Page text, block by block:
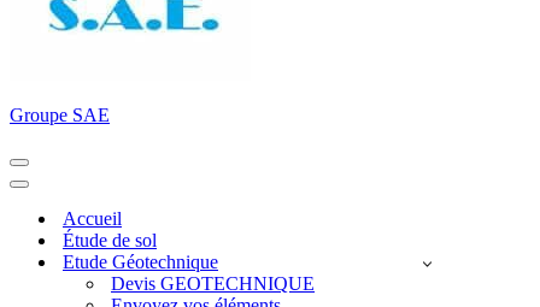
Groupe SAE
Menu
de
Menu
navigationAccueil
Étude de sol
Etude Géotechnique
Devis GEOTECHNIQUE